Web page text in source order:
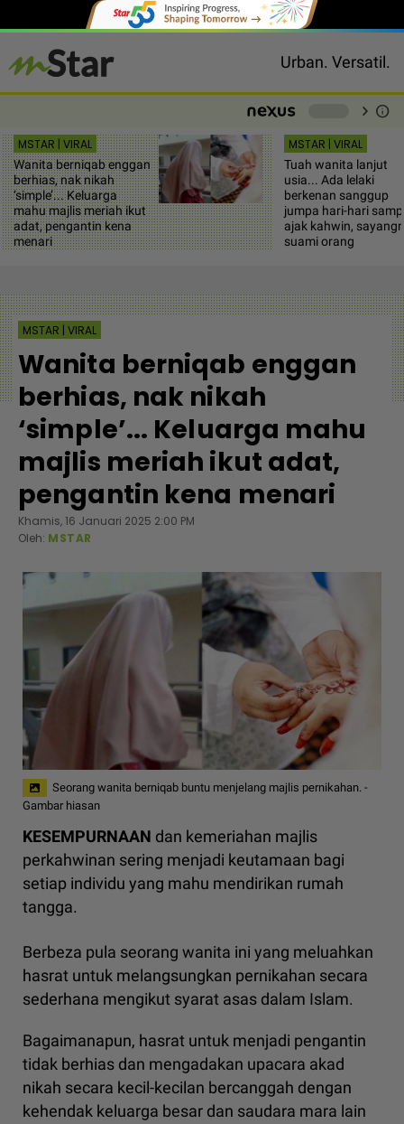
Urban. Versatil.
chevron_right info
MSTAR | VIRAL
Wanita berniqab enggan
berhias, nak nikah
‘simple’... Keluarga
mahu majlis meriah ikut
adat, pengantin kena
menari
MSTAR | VIRAL
Tuah wanita lanjut
usia... Ada lelaki
berkenan sanggup
jumpa hari-hari
ajak kahwin,
suami orang
MSTAR | VIRAL
Wanita berniqab enggan
berhias, nak nikah
‘simple’... Keluarga mahu
majlis meriah ikut adat,
pengantin kena menari
Khamis, 16 Januari 2025 2:00 PM
Oleh: MSTAR
Seorang wanita berniqab buntu menjelang majlis pernikahan. -
Gambar hiasan
KESEMPURNAAN dan kemeriahan majlis
perkahwinan sering menjadi keutamaan bagi
setiap individu yang mahu mendirikan rumah
tangga.
Berbeza pula seorang wanita ini yang meluahkan
hasrat untuk melangsungkan pernikahan secara
sederhana mengikut syarat asas dalam Islam.
Bagaimanapun, hasrat untuk menjadi pengantin
tidak berhias dan mengadakan upacara akad
nikah secara kecil-kecilan bercanggah dengan
kehendak keluarga besar dan saudara mara lain